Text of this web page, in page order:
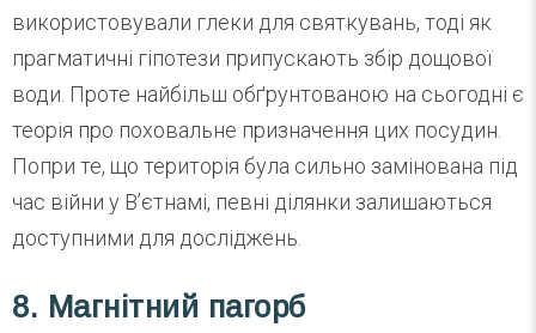
використовували глеки для святкувань, тоді як
прагматичні гіпотези припускають збір дощової
води. Проте найбільш обґрунтованою на сьогодні є
теорія про поховальне призначення цих посудин.
Попри те, що територія була сильно замінована під
час війни у В’єтнамі, певні ділянки залишаються
доступними для досліджень.
8. Магнітний пагорб